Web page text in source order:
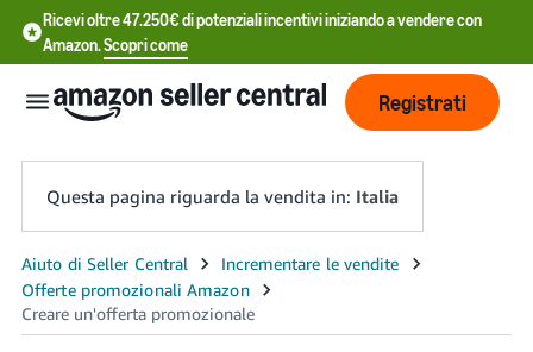
Ricevi oltre 47.250€ di potenziali incentivi iniziando a vendere con
Amazon.Scopri come
中
文
Registrati
Questa pagina riguarda la vendita in: Italia